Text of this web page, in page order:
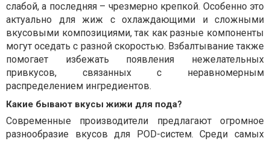
слабой, а последняя – чрезмерно крепкой. Особенно это
актуально для жиж с охлаждающими и сложными
вкусовыми композициями, так как разные компоненты
могут оседать с разной скоростью. Взбалтывание также
помогает избежать появления нежелательных
привкусов, связанных с неравномерным
распределением ингредиентов.
Какие бывают вкусы жижи для пода?
Современные производители предлагают огромное
разнообразие вкусов для POD-систем. Среди самых